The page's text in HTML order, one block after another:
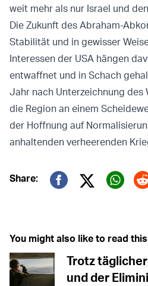
weit mehr als nur Israel und
Die Zukunft des Abraham-
Stabilität und in gewisser
Interessen der USA hängen
entwaffnet und in Schach
Jahr nach Unterzeichnung
die Region an einem
der Hoffnung auf
anhaltenden verheerenden
Share:
Twitter (X)
You might also like to read
Trotz
und der